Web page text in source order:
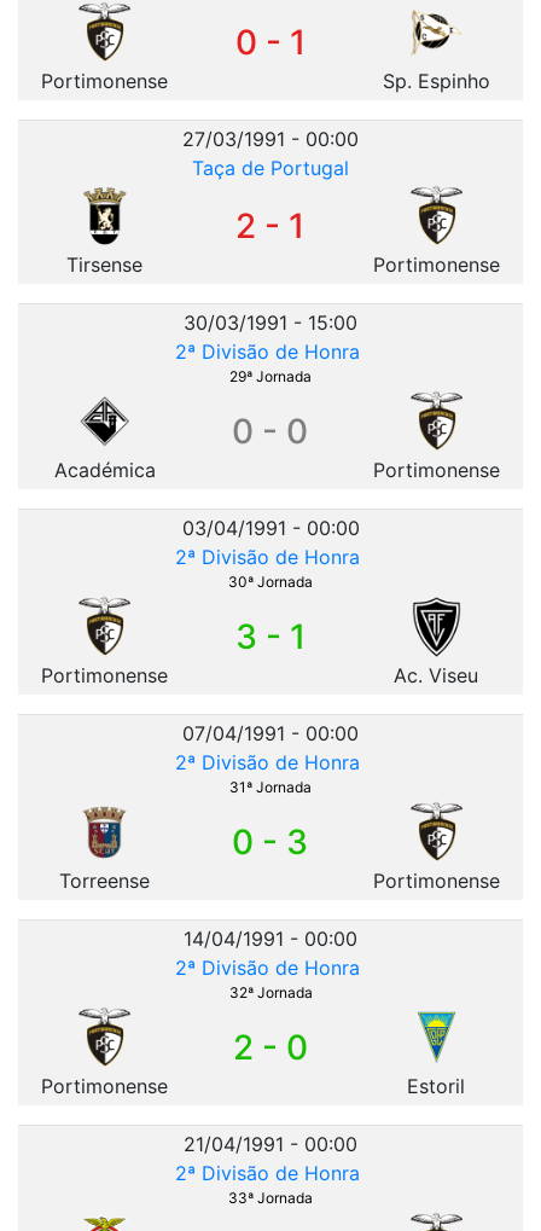
Portimonense
0 - 1
Sp. Espinho
27/03/1991 - 00:00
Taça de Portugal
Tirsense
2 - 1
Portimonense
30/03/1991 - 15:00
2ª Divisão de Honra
29ª Jornada
Académica
0 - 0
Portimonense
03/04/1991 - 00:00
2ª Divisão de Honra
30ª Jornada
Portimonense
3 - 1
Ac. Viseu
07/04/1991 - 00:00
2ª Divisão de Honra
31ª Jornada
Torreense
0 - 3
Portimonense
14/04/1991 - 00:00
2ª Divisão de Honra
32ª Jornada
Portimonense
2 - 0
Estoril
21/04/1991 - 00:00
2ª Divisão de Honra
33ª Jornada